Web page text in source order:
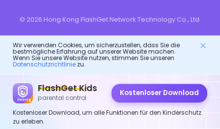
FlashGet Kids
parental control
Kostenloser Download
Kostenloser Download, um alle Funktionen für den Kinderschutz
zu erleben.
© 2026 Hong Kong FlashGet Network Technology Co., Ltd.
Wir verwenden Cookies, um sicherzustellen, dass Sie die
bestmögliche Erfahrung auf unserer Website machen.
Wenn Sie unsere Website nutzen, stimmen Sie unseren
Datenschutzrichtliniezu.